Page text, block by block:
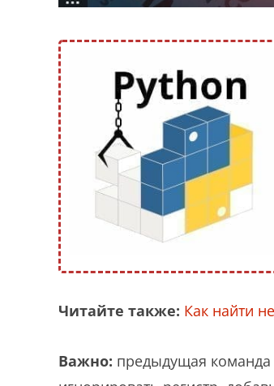
Читайте также: Как найти
Важно: предыдущая команда